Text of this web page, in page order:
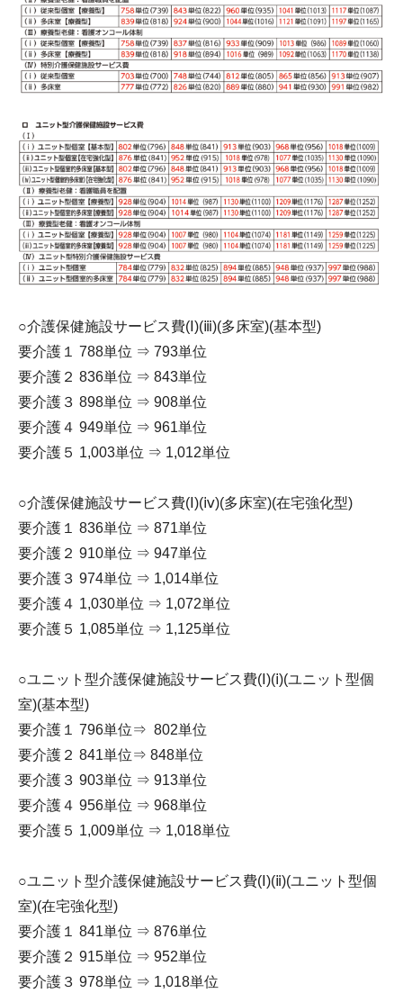
○介護保健施設サービス費(Ⅰ)(ⅲ)(多床室)(基本型)
要介護１ 788単位 ⇒ 793単位
要介護２ 836単位 ⇒ 843単位
要介護３ 898単位 ⇒ 908単位
要介護４ 949単位 ⇒ 961単位
要介護５ 1,003単位 ⇒ 1,012単位
○介護保健施設サービス費(Ⅰ)(ⅳ)(多床室)(在宅強化型)
要介護１ 836単位 ⇒ 871単位
要介護２ 910単位 ⇒ 947単位
要介護３ 974単位 ⇒ 1,014単位
要介護４ 1,030単位 ⇒ 1,072単位
要介護５ 1,085単位 ⇒ 1,125単位
○ユニット型介護保健施設サービス費(Ⅰ)(ⅰ)(ユニット型個
室)(基本型)
要介護１ 796単位⇒ 802単位
要介護２ 841単位⇒ 848単位
要介護３ 903単位 ⇒ 913単位
要介護４ 956単位 ⇒ 968単位
要介護５ 1,009単位 ⇒ 1,018単位
○ユニット型介護保健施設サービス費(Ⅰ)(ⅱ)(ユニット型個
室)(在宅強化型)
要介護１ 841単位 ⇒ 876単位
要介護２ 915単位 ⇒ 952単位
要介護３ 978単位 ⇒ 1,018単位